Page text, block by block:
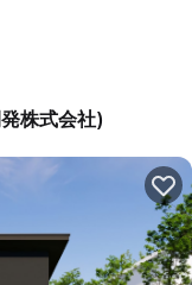
株式会社)